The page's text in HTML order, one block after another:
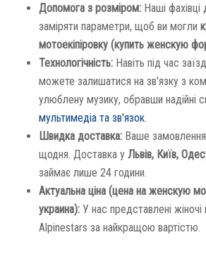
Допомога з розміром: Наші
заміряти параметри, щоб ви могли
мотоекіпіровку (купить женскую
Технологічність: Навіть під час
можете залишатися на зв'язку з
улюблену музику, обравши надійні
мультимедіа та зв'язок.
Швидка доставка: Ваше замовлення
щодня. Доставка у Львів, Київ,
займає лише 24 години.
Актуальна ціна (цена на женскую
украина): У нас представлені
Alpinestars за найкращою вартістю.